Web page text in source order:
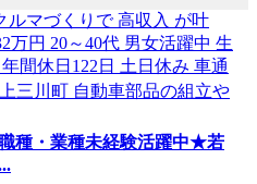
種・業種未経験活躍中★若